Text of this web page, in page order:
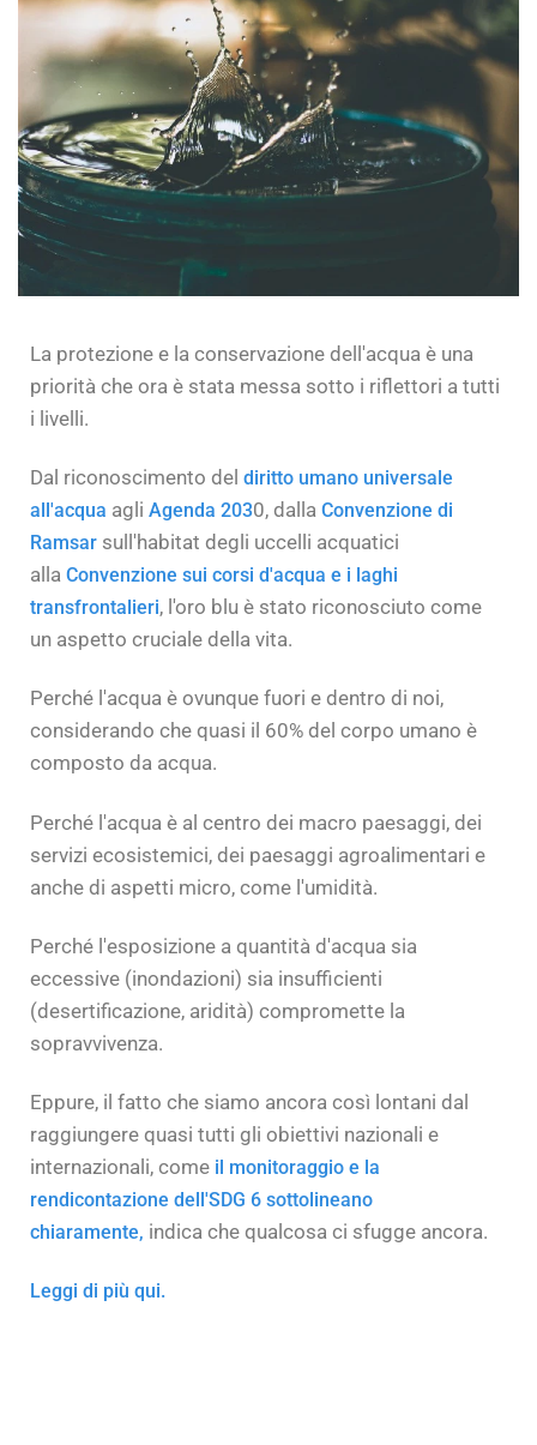
La protezione e la conservazione dell'acqua è una
priorità che ora è stata messa sotto i riflettori a tutti
i livelli.
Dal riconoscimento del diritto umano universale
all'acqua agli Agenda 2030, dalla Convenzione di
Ramsar sull'habitat degli uccelli acquatici
alla Convenzione sui corsi d'acqua e i laghi
transfrontalieri, l'oro blu è stato riconosciuto come
un aspetto cruciale della vita.
Perché l'acqua è ovunque fuori e dentro di noi,
considerando che quasi il 60% del corpo umano è
composto da acqua.
Perché l'acqua è al centro dei macro paesaggi, dei
servizi ecosistemici, dei paesaggi agroalimentari e
anche di aspetti micro, come l'umidità.
Perché l'esposizione a quantità d'acqua sia
eccessive (inondazioni) sia insufficienti
(desertificazione, aridità) compromette la
sopravvivenza.
Eppure, il fatto che siamo ancora così lontani dal
raggiungere quasi tutti gli obiettivi nazionali e
internazionali, come il monitoraggio e la
rendicontazione dell'SDG 6 sottolineano
chiaramente, indica che qualcosa ci sfugge ancora.
Leggi di più qui.